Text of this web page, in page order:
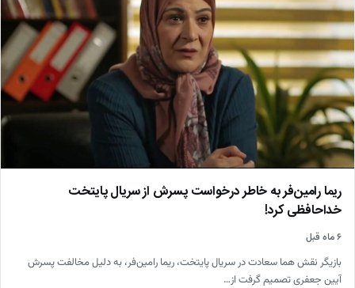
ریما رامین‌فر به خاطر درخواست پسرش از سریال پایتخت
خداحافظی کرد!
۶ ماه قبل
بازیگر نقش هما سعادت در سریال پایتخت، ریما رامین‌فر، به دلیل مخالفت پسرش
آیین جعفری تصمیم گرفت از…